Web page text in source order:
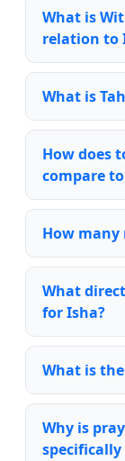
What is
relation to
What is
How does
compare
How many
What
for Isha?
What is
Why is
specifically